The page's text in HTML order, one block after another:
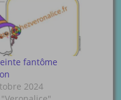
fantôme
2024